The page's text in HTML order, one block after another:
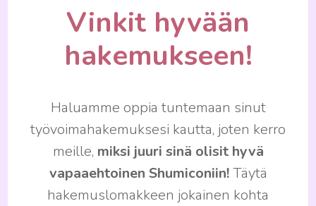
Vinkit hyvään
hakemukseen!
Haluamme oppia tuntemaan sinut
työvoimahakemuksesi kautta, joten kerro
meille, miksi juuri sinä olisit hyvä
vapaaehtoinen Shumiconiin!Täytä
hakemuslomakkeen jokainen kohta